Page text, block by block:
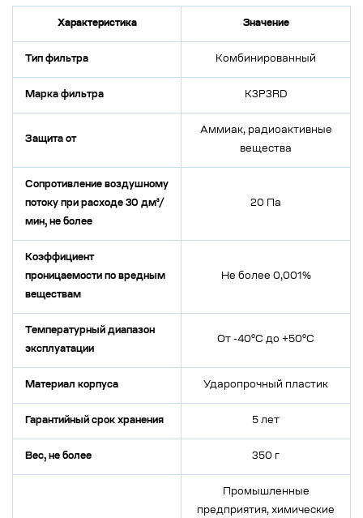
Характеристика Значение
Тип фильтра Комбинированный
Марка фильтра К3Р3RD
Защита от
Аммиак, радиоактивные
вещества
Сопротивление воздушному
потоку при расходе 30 дм³/
мин, не более
20 Па
Коэффициент
проницаемости по вредным
веществам
Не более 0,001%
Температурный диапазон
эксплуатации
От -40°C до +50°C
Материал корпуса Ударопрочный пластик
Гарантийный срок хранения 5 лет
Вес, не более 350 г
Промышленные
предприятия, химические